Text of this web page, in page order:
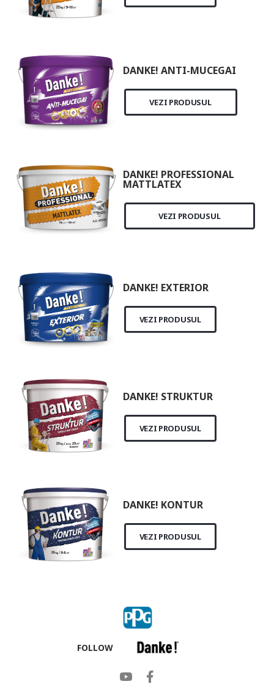
DANKE! ANTI-MUCEGAI
VEZI PRODUSUL
DANKE! PROFESSIONAL
MATTLATEX
VEZI PRODUSUL
DANKE! EXTERIOR
VEZI PRODUSUL
DANKE! STRUKTUR
VEZI PRODUSUL
DANKE! KONTUR
VEZI PRODUSUL
FOLLOW